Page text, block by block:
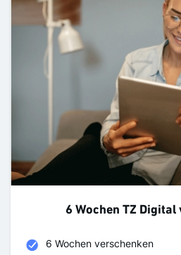
6 Wochen TZ Digital
6 Wochen verschenken